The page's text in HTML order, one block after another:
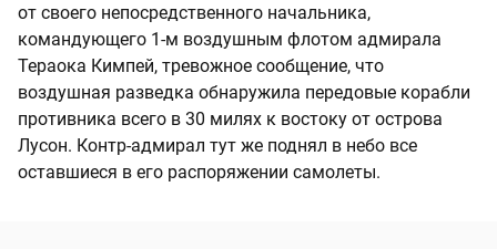
от своего непосредственного начальника,
командующего 1-м воздушным флотом адмирала
Тераока Кимпей, тревожное сообщение, что
воздушная разведка обнаружила передовые корабли
противника всего в 30 милях к востоку от острова
Лусон. Контр-адмирал тут же поднял в небо все
оставшиеся в его распоряжении самолеты.